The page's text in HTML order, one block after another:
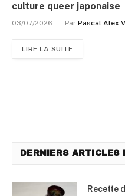
culture queer japonaise
03/07/2026 Par Pascal Alex
LIRE LA SUITE
DERNIERS ARTICLES
Recette